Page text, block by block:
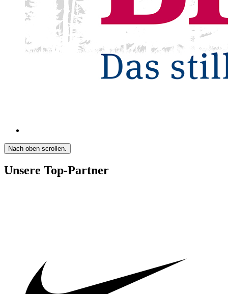
Nach oben scrollen.
Unsere Top-Partner